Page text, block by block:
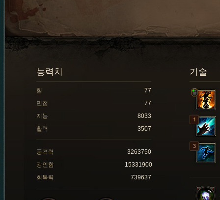
기술
능력치
힘
77
민첩
77
지능
8033
활력
3507
공격력
3263750
강인함
15331900
회복력
739637